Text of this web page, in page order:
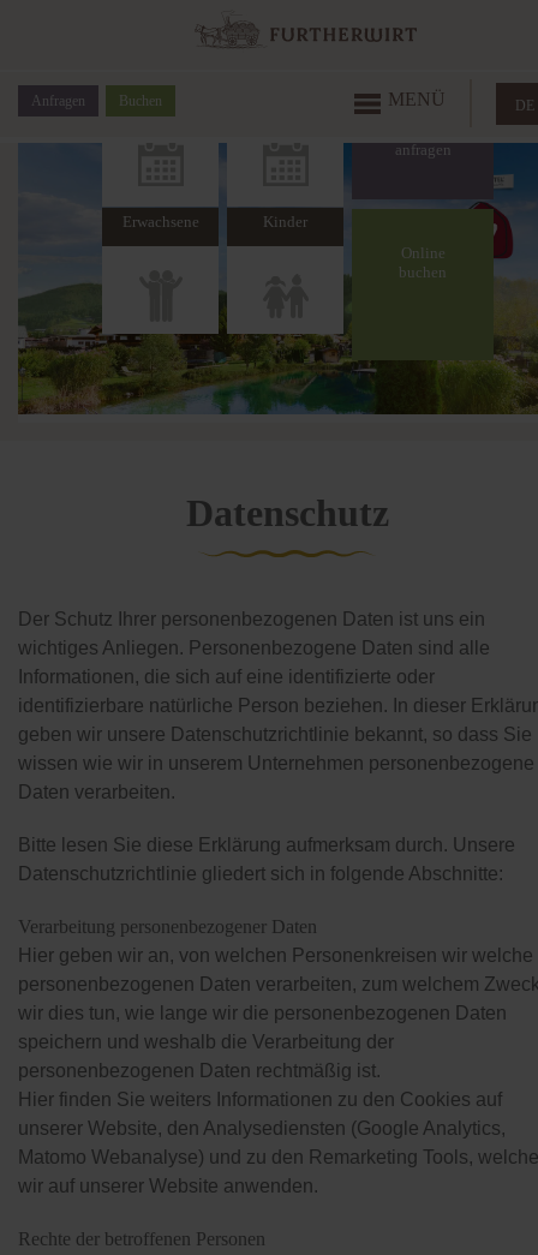
MENÜ
Anfragen Buchen DE
Anreise
Erwachsene
Kinder
Online
buchen
Datenschutz
Der Schutz Ihrer personenbezogenen Daten ist uns ein
wichtiges Anliegen. Personenbezogene Daten sind alle
Informationen, die sich auf eine identifizierte oder
identifizierbare natürliche Person beziehen. In dieser
geben wir unsere Datenschutzrichtlinie bekannt, so dass Sie
wissen wie wir in unserem Unternehmen personenbezogene
Daten verarbeiten.
Bitte lesen Sie diese Erklärung aufmerksam durch. Unsere
Datenschutzrichtlinie gliedert sich in folgende Abschnitte:
Verarbeitung personenbezogener Daten
Hier geben wir an, von welchen Personenkreisen wir welche
personenbezogenen Daten verarbeiten, zum welchem
wir dies tun, wie lange wir die personenbezogenen Daten
speichern und weshalb die Verarbeitung der
personenbezogenen Daten rechtmäßig ist.
Hier finden Sie weiters Informationen zu den Cookies auf
unserer Website, den Analysediensten (Google Analytics,
Matomo Webanalyse) und zu den Remarketing Tools, welche
wir auf unserer Website anwenden.
Rechte der betroffenen Personen